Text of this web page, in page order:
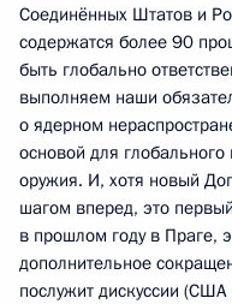
Соединённых Штатов и
содержатся более 90
быть глобально
выполняем наши
о ядерном
основой для
оружия. И, хотя новый
шагом вперед, это
в прошлом году в Праге,
дополнительное
послужит дискуссии (США